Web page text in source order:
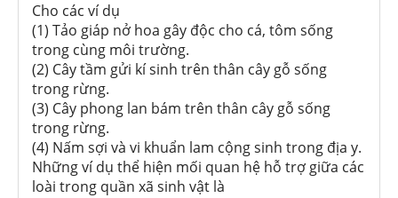
Cho các ví dụ
(1) Tảo giáp nở hoa gây độc cho cá, tôm sống
trong cùng môi trường.
(2) Cây tầm gửi kí sinh trên thân cây gỗ sống
trong rừng.
(3) Cây phong lan bám trên thân cây gỗ sống
trong rừng.
(4) Nấm sợi và vi khuẩn lam cộng sinh trong địa y.
Những ví dụ thể hiện mối quan hệ hỗ trợ giữa các
loài trong quần xã sinh vật là